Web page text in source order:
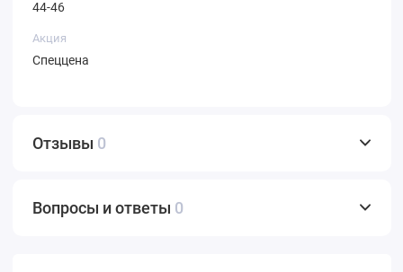
44-46
Акция
Спеццена
Отзывы 0
Вопросы и ответы 0